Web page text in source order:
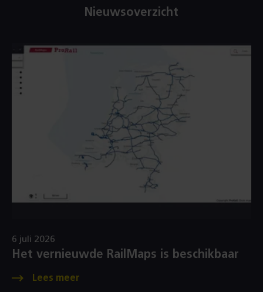
Nieuwsoverzicht
Het vernieuwde RailMaps is beschikbaar
6 juli 2026